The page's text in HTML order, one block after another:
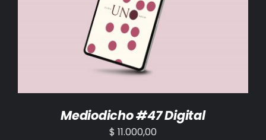
AÑADIR AL CARRITO /
Mediodicho #47 Digital
$ 11.000,00